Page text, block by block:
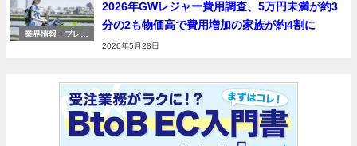
業界情報・プレス
2026年GWレジャー費用調査、5万円未満が約3
分の2も物価高で費用増加の家族が約4割に
2026年5月28日